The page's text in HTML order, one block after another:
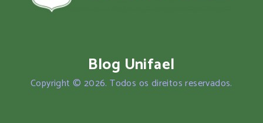
Blog Unifael
Copyright © 2026. Todos os direitos reservados.